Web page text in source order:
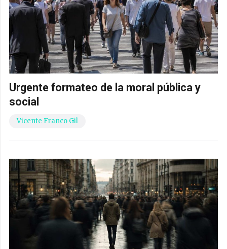
Urgente formateo de la moral pública y
social
Vicente Franco Gil